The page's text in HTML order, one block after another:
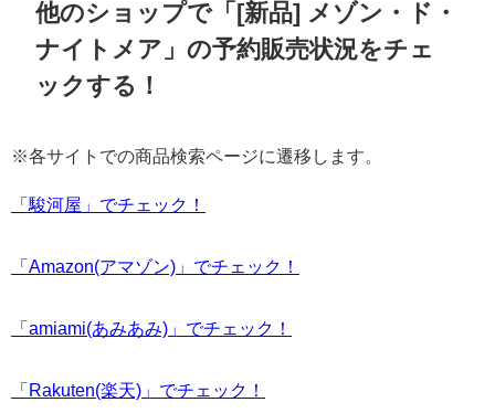
他のショップで「[新品] メゾン・ド・
ナイトメア」の予約販売状況をチェ
ックする！
※各サイトでの商品検索ページに遷移します。
「駿河屋」でチェック！
「Amazon(アマゾン)」でチェック！
「amiami(あみあみ)」でチェック！
「Rakuten(楽天)」でチェック！